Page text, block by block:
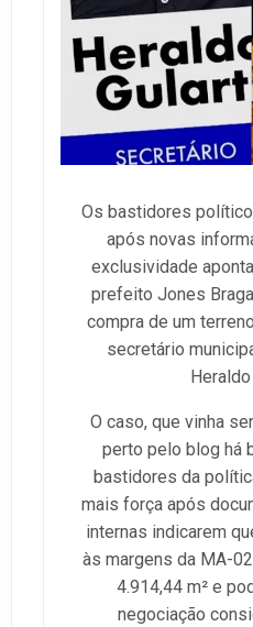
Os bastidores
após novas
exclusividade
prefeito Jones
compra de um
secretário
O caso, que vinha
perto pelo blog há
bastidores da
mais força após
internas indicarem
às margens da MA-
4.914,44 m² e
negociação